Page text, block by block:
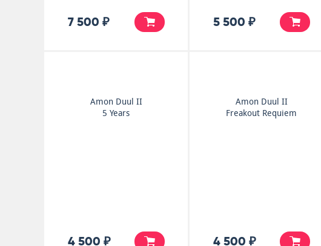
7 500 ₽ 5 500 ₽
Amon Duul II
5 Years
4 500 ₽
Amon Duul II
Freakout Requiem
4 500 ₽